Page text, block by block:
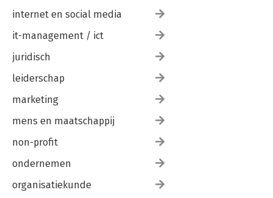
internet en social media
it-management / ict
juridisch
leiderschap
marketing
mens en maatschappij
non-profit
ondernemen
organisatiekunde